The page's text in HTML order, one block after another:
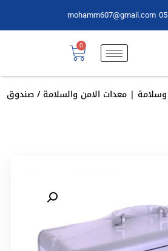
mohamm607@gmail.com
0
| معدات الامن والسلامة/ صندوق